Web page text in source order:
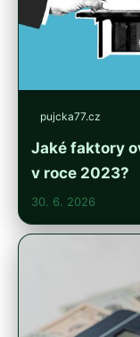
pujcka77.cz
Jaké faktory
v roce 2023?
30. 6. 2026